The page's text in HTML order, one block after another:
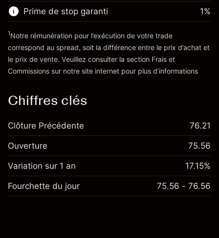
~$5,000.00
Valeur nominale avec effet de levier
Vers la plateforme
Prime de stop garanti
'Tarifs et Frais
1%
1Notre rémunération pour l’exécution de votre trade
correspond au spread, soit la différence entre le prix d’achat et
le prix de vente. Veuillez consulter la section Frais et
Commissions sur notre site internet pour plus d’informations
Chiffres clés
Clôture Précédente 76.21
Ouverture 75.56
Variation sur 1 an 17.15%
Fourchette du jour 75.56 - 76.56